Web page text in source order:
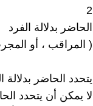
2
الحاضر بدلالة الفرد
( المراقب ، أو
يتحدد الحاضر
لا يمكن أن يتحدد